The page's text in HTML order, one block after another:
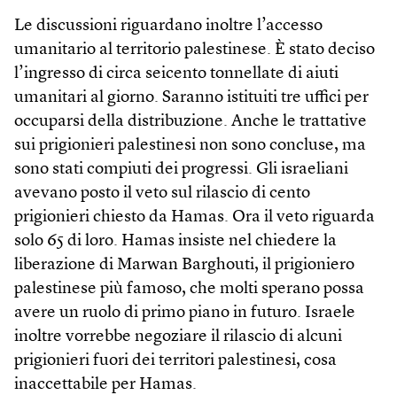
Le discussioni riguardano inoltre l’accesso
umanitario al territorio palestinese. È stato deciso
l’ingresso di circa seicento tonnellate di aiuti
umanitari al giorno. Saranno istituiti tre uffici per
occuparsi della distribuzione. Anche le trattative
sui prigionieri palestinesi non sono concluse, ma
sono stati compiuti dei progressi. Gli israeliani
avevano posto il veto sul rilascio di cento
prigionieri chiesto da Hamas. Ora il veto riguarda
solo 65 di loro. Hamas insiste nel chiedere la
liberazione di Marwan Barghouti, il prigioniero
palestinese più famoso, che molti sperano possa
avere un ruolo di primo piano in futuro. Israele
inoltre vorrebbe negoziare il rilascio di alcuni
prigionieri fuori dei territori palestinesi, cosa
inaccettabile per Hamas.